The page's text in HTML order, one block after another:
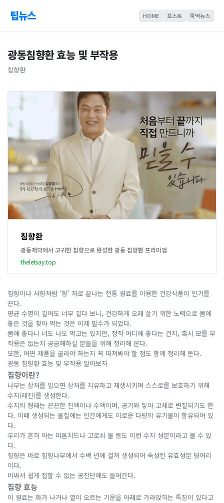
팁뉴스 HOME 포스트 뚝딱뉴스
광동침향환 효능 및 부작용
침향환
침향환
광동제약에서 고귀한 침향으로 완성한 광동 침향환 프리미엄
theletsay.top
침향이나 사향처럼 ‘향’ 자로 끝나는 전통 원료를 이용한 건강식품이 인기를
끈다.
평균 수명이 길어도 너무 길다 보니, 건강하게 오래 살기 위한 노력으로 몸에
좋은 것을 찾아 먹는 것은 이제 필수가 되었다.
몸에 좋다니 너도 나도 먹고는 있지만, 정작 어디에 좋다는 건지, 혹시 모를 부
작용은 없는지 궁금해하실 분들을 위해 정리해 본다.
또한, 어떤 제품을 골라야 하는지 꼭 따져봐야 할 점도 함께 정리해 둔다.
광동 침향환 효능 및 부작용 알아보자
침향이란?
나무는 상처를 입으면 상처를 치유하고 재생시키며 스스로를 보호하기 위해
수지(레진)를 생성한다.
수지의 형태는 끈끈한 진액이나 수액이며, 공기와 닿아 고체로 변질되기도 한
다. 이때 생성되는 물질에는 인간에게도 이로운 다량의 유기물이 함유되어 있
다.
우리가 흔히 아는 피톤치드나 고로쇠 물 등도 이런 수지 성분이라고 볼 수 있
다.
침향은 바로 침향나무에서 수백 년에 걸쳐 생성되어 숙성된 유효성분 덩어리
이다.
비싸서 쉽게 접할 수 없는 공진단에도 들어간다.
침향 효능
이 원료는 화가 나거나 열이 오르는 기운을 아래로 가라앉히는 특징이 있다고